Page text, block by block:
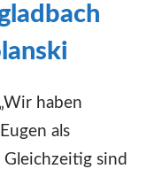
„Wir haben
als
sind